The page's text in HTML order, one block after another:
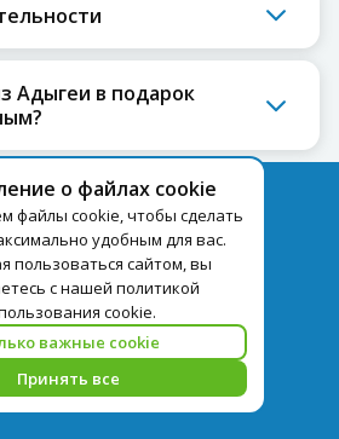
Адыгеи в подарок
о файлах cookie
файлы cookie, чтобы сделать
удобным для вас.
пользоваться сайтом, вы
с нашей политикой
cookie.
важные cookie
Принять все